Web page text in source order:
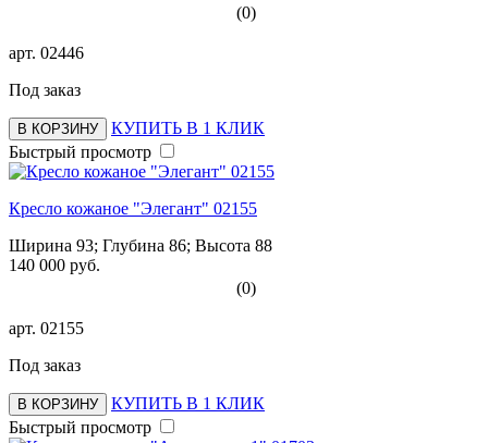
(0)
арт. 02446
Под заказ
В КОРЗИНУ
КУПИТЬ В 1 КЛИК
Быстрый просмотр
Кресло кожаное "Элегант" 02155
Ширина 93; Глубина 86; Высота 88
140 000 руб.
(0)
арт. 02155
Под заказ
В КОРЗИНУ
КУПИТЬ В 1 КЛИК
Быстрый просмотр